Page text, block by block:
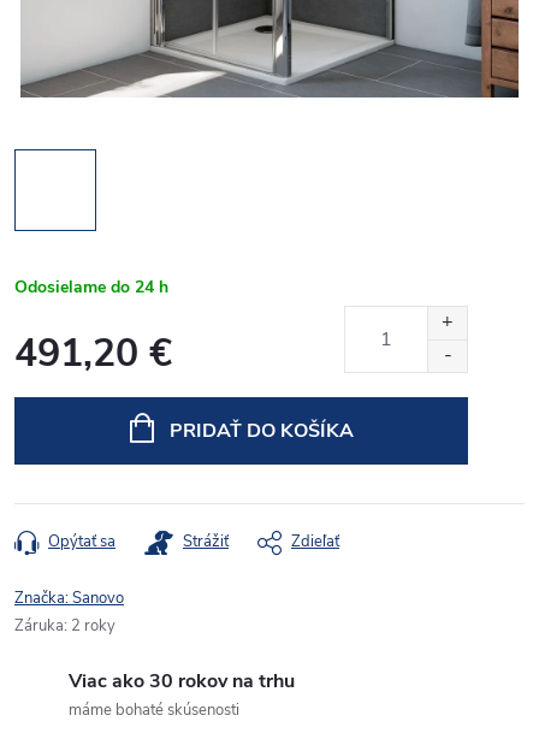
Odosielame do 24 h
491,20 €
PRIDAŤ DO KOŠÍKA
Opýtať sa Strážiť Zdieľať
Značka:Sanovo
Záruka: 2 roky
Viac ako 30 rokov na trhu
máme bohaté skúsenosti